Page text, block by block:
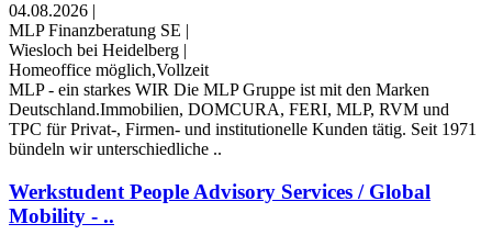
04.08.2026 |
MLP Finanzberatung SE |
Wiesloch bei Heidelberg |
Homeoffice möglich,Vollzeit
MLP - ein starkes WIR Die MLP Gruppe ist mit den Marken
Deutschland.Immobilien, DOMCURA, FERI, MLP, RVM und
TPC für Privat-, Firmen- und institutionelle Kunden tätig. Seit 1971
bündeln wir unterschiedliche ..
Werkstudent People Advisory Services / Global
Mobility - ..